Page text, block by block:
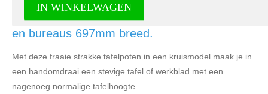
IN WINKELWAGEN
Robuuste wit gelakte tafelpoten voor eettafel
en bureaus 697mm breed.
Met deze fraaie strakke tafelpoten in een kruismodel maak je in
een handomdraai een stevige tafel of werkblad met een
nagenoeg normalige tafelhoogte.